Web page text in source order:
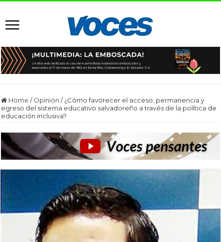
Home / Opinión / ¿Cómo favorecer el acceso, permanencia y
egreso del sistema educativo salvadoreño a través de la política de
educación inclusiva?